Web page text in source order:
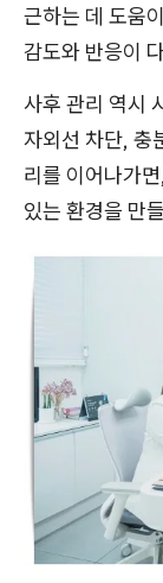
근하는 데 도움
감도와 반응이
사후 관리 역시
자외선 차단, 충
리를 이어나가
있는 환경을 만